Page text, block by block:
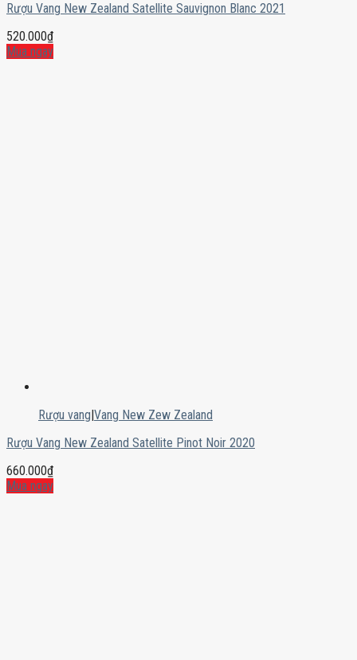
Rượu Vang New Zealand Satellite Sauvignon Blanc 2021
520.000₫
Mua ngay
Rượu vang|Vang New Zew Zealand
Rượu Vang New Zealand Satellite Pinot Noir 2020
660.000₫
Mua ngay